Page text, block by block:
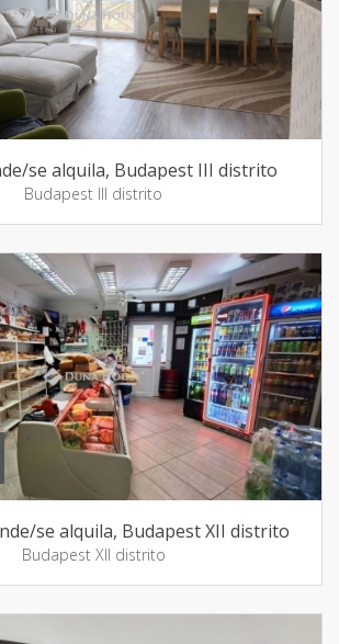
se alquila, Budapest III distrito
Budapest III distrito
se alquila, Budapest XII distrito
Budapest XII distrito